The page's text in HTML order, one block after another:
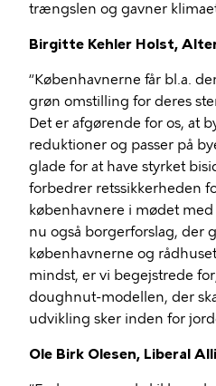
trængslen og gavner
Birgitte Kehler Holst,
“Københavnerne får bl.a.
grøn omstilling for deres
Det er afgørende for os, at
reduktioner og passer på
glade for at have styrket
forbedrer retssikkerheden
københavnere i mødet
nu også borgerforslag, der
københavnerne og
mindst, er vi begejstrede
doughnut-modellen, der
udvikling sker inden for
Ole Birk Olesen, Liberal